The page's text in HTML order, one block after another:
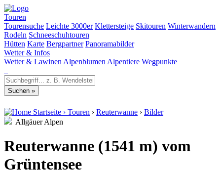
Touren
Tourensuche Leichte 3000er Klettersteige Skitouren Winterwandern
Rodeln Schneeschuhtouren
Hütten Karte Bergpartner Panoramabilder
Wetter & Infos
Wetter & Lawinen Alpenblumen Alpentiere Wegpunkte
Startseite › Touren › Reuterwanne › Bilder
Allgäuer Alpen
Reuterwanne (1541 m) vom
Grüntensee